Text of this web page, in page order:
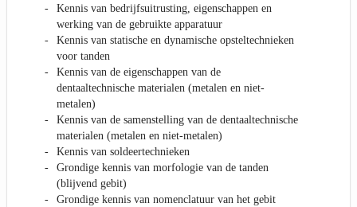
Kennis van bedrijfsuitrusting, eigenschappen en
werking van de gebruikte apparatuur
Kennis van statische en dynamische opsteltechnieken
voor tanden
Kennis van de eigenschappen van de
dentaaltechnische materialen (metalen en niet-
metalen)
Kennis van de samenstelling van de dentaaltechnische
materialen (metalen en niet-metalen)
Kennis van soldeertechnieken
Grondige kennis van morfologie van de tanden
(blijvend gebit)
Grondige kennis van nomenclatuur van het gebit